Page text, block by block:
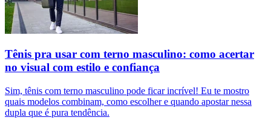
Tênis pra usar com terno masculino: como acertar
no visual com estilo e confiança
Sim, tênis com terno masculino pode ficar incrível! Eu te mostro
quais modelos combinam, como escolher e quando apostar nessa
dupla que é pura tendência.